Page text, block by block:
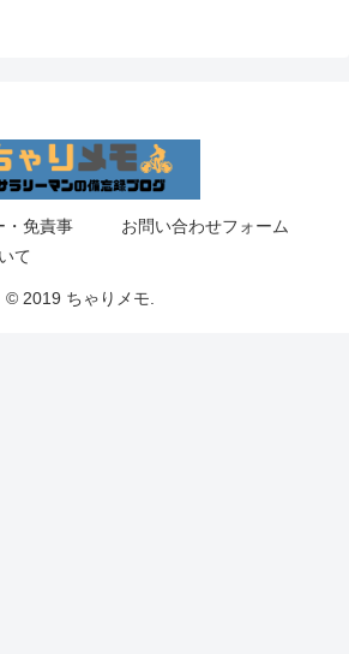
・免責事
て
お問い合わせフォーム
© 2019 ちゃりメモ.